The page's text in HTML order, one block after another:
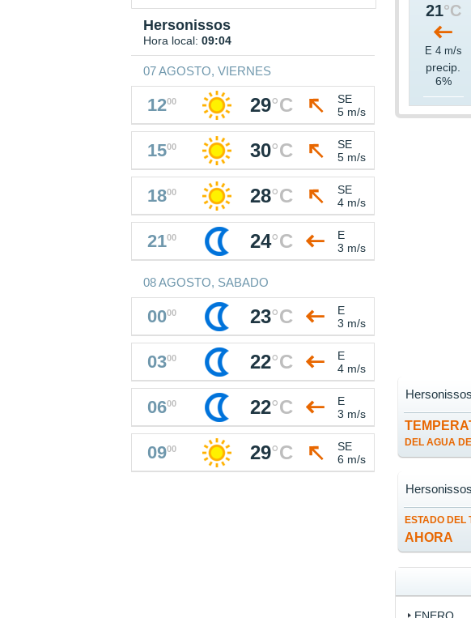
21°C
E 4 m/s
precip.
6%
DEL AGUA
Hersonissos
ESTADO DEL
AHORA
Hersonissos
Hersonissos
Hora local: 09:04
07 AGOSTO, VIERNES
1200 29°C
SE
5 m/s
1500 30°C
SE
5 m/s
1800 28°C
SE
4 m/s
2100 24°C
E
3 m/s
08 AGOSTO, SABADO
0000 23°C
E
3 m/s
0300 22°C
E
4 m/s
0600 22°C
E
3 m/s
0900 29°C
SE
6 m/s